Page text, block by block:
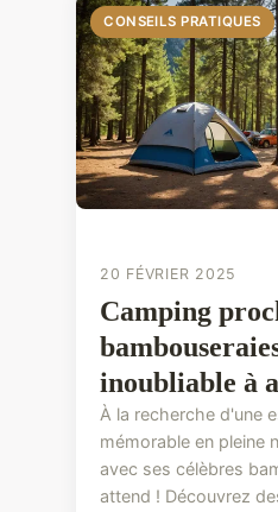
CONSEILS PRATIQUES
20 FÉVRIER 2025
Camping
inoubliable à
À la recherche d'une
mémorable en pleine
avec ses célèbres
attend ! Découvrez